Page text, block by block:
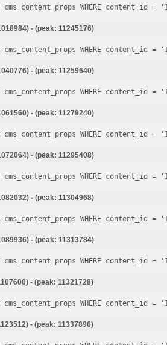
- (peak: 11245176)
- (peak: 11259640)
- (peak: 11279240)
- (peak: 11295408)
- (peak: 11304968)
- (peak: 11313784)
- (peak: 11321728)
- (peak: 11337896)